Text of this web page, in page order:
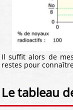
Il suffit alors de
restes pour
Le tableau